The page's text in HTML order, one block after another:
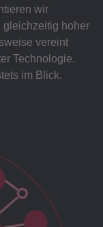
wir
gleichzeitig hoher
vereint
Technologie.
im Blick.